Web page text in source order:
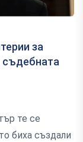
за
те се
биха създали